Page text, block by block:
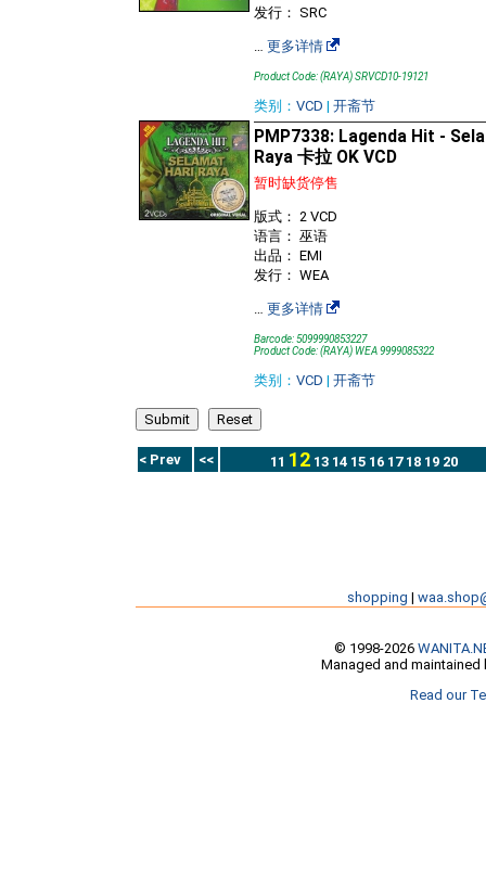
发行： SRC
… 更多详情
Product Code: (RAYA) SRVCD10-19121
类别： VCD | 开斋节
PMP7338: Lagenda Hit -
Raya 卡拉 OK VCD
暂时缺货停售
版式： 2 VCD
语言： 巫语
出品： EMI
发行： WEA
… 更多详情
Barcode: 5099990853227
Product Code: (RAYA) WEA 9999085322
类别： VCD | 开斋节
< Prev << 11 12 13 14 15 16 17 18 19 20
shopping |
© 1998-2026
Managed and maintained
Read our